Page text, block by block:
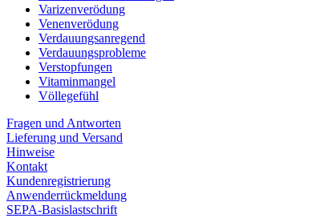
Varizenverödung
Venenverödung
Verdauungsanregend
Verdauungsprobleme
Verstopfungen
Vitaminmangel
Völlegefühl
Fragen und Antworten
Lieferung und Versand
Hinweise
Kontakt
Kundenregistrierung
Anwenderrückmeldung
SEPA-Basislastschrift